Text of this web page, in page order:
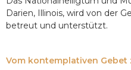
Darien, Illinois, wird von der
betreut und unterstützt.
Vom kontemplativen